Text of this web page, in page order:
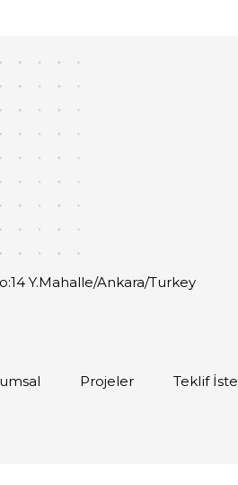
Y.Mahalle/Ankara/Turkey
Projeler Teklif İste